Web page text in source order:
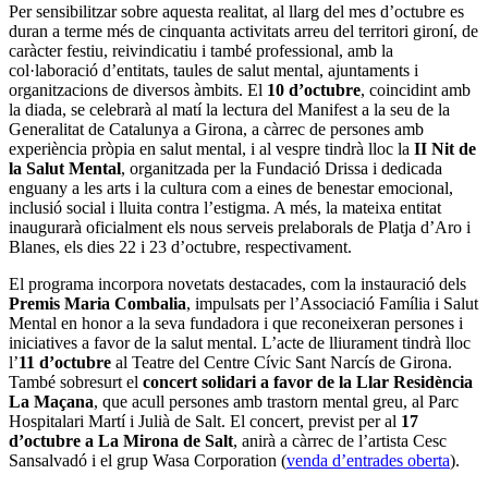
Per sensibilitzar sobre aquesta realitat, al llarg del mes d’octubre es
duran a terme més de cinquanta activitats arreu del territori gironí, de
caràcter festiu, reivindicatiu i també professional, amb la
col·laboració d’entitats, taules de salut mental, ajuntaments i
organitzacions de diversos àmbits. El 10 d’octubre, coincidint amb
la diada, se celebrarà al matí la lectura del Manifest a la seu de la
Generalitat de Catalunya a Girona, a càrrec de persones amb
experiència pròpia en salut mental, i al vespre tindrà lloc la II Nit de
la Salut Mental, organitzada per la Fundació Drissa i dedicada
enguany a les arts i la cultura com a eines de benestar emocional,
inclusió social i lluita contra l’estigma. A més, la mateixa entitat
inaugurarà oficialment els nous serveis prelaborals de Platja d’Aro i
Blanes, els dies 22 i 23 d’octubre, respectivament.
El programa incorpora novetats destacades, com la instauració dels
Premis Maria Combalia, impulsats per l’Associació Família i Salut
Mental en honor a la seva fundadora i que reconeixeran persones i
iniciatives a favor de la salut mental. L’acte de lliurament tindrà lloc
l’11 d’octubre al Teatre del Centre Cívic Sant Narcís de Girona.
També sobresurt el concert solidari a favor de la Llar Residència
La Maçana, que acull persones amb trastorn mental greu, al Parc
Hospitalari Martí i Julià de Salt. El concert, previst per al 17
d’octubre a La Mirona de Salt, anirà a càrrec de l’artista Cesc
Sansalvadó i el grup Wasa Corporation (venda d’entrades oberta).